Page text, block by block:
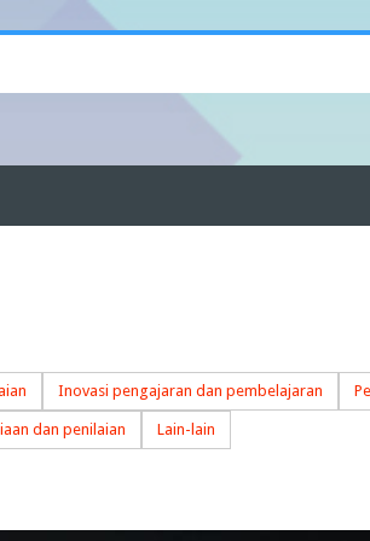
Inovasi pengajaran dan pembelajaran
dan penilaian Lain-lain